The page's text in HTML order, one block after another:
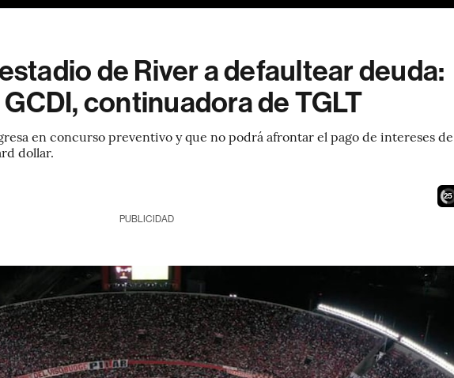
de River a defaultear deuda:
continuadora de TGLT
en concurso preventivo y que no podrá afrontar el pago de intereses de
dollar.
24
PUBLICIDAD